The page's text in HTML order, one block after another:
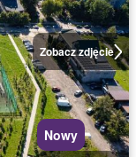
Zobacz zdjęcie
Nowy